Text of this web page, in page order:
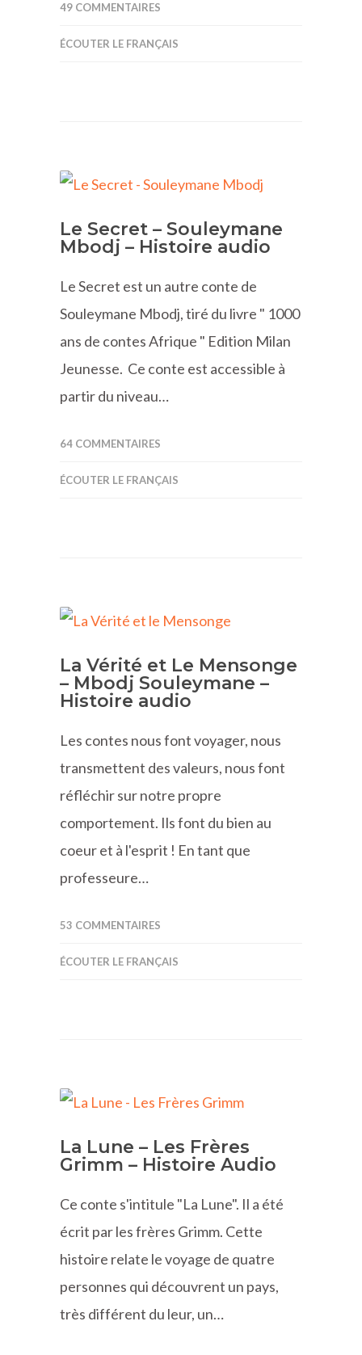
49 COMMENTAIRES
ÉCOUTER LE FRANÇAIS
Le Secret – Souleymane
Mbodj – Histoire audio
Le Secret est un autre conte de
Souleymane Mbodj, tiré du livre " 1000
ans de contes Afrique " Edition Milan
Jeunesse. Ce conte est accessible à
partir du niveau…
64 COMMENTAIRES
ÉCOUTER LE FRANÇAIS
La Vérité et Le Mensonge
– Mbodj Souleymane –
Histoire audio
Les contes nous font voyager, nous
transmettent des valeurs, nous font
réfléchir sur notre propre
comportement. Ils font du bien au
coeur et à l'esprit ! En tant que
professeure…
53 COMMENTAIRES
ÉCOUTER LE FRANÇAIS
La Lune – Les Frères
Grimm – Histoire Audio
Ce conte s'intitule "La Lune". Il a été
écrit par les frères Grimm. Cette
histoire relate le voyage de quatre
personnes qui découvrent un pays,
très différent du leur, un…